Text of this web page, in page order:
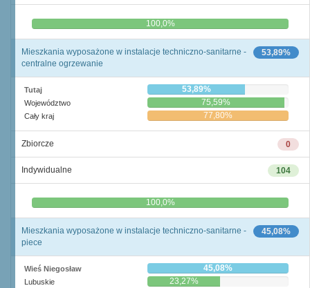
0,0% 100,0%
53,89%
Mieszkania wyposażone w instalacje techniczno-sanitarne -
centralne ogrzewanie
Tutaj 53,89%
Województwo 75,59%
Cały kraj 77,80%
0
Zbiorcze
104
Indywidualne
0,0% 100,0%
45,08%
Mieszkania wyposażone w instalacje techniczno-sanitarne -
piece
Wieś Niegosław 45,08%
Lubuskie 23,27%